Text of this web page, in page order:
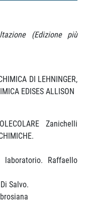
(Edizione più
DI LEHNINGER,
EDISES ALLISON
Zanichelli
Raffaello
Salvo.